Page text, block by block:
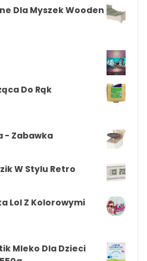
Dla Myszek Wooden
Do Rąk
- Zabawka
W Stylu Retro
Lol Z Kolorowymi
Mleko Dla Dzieci